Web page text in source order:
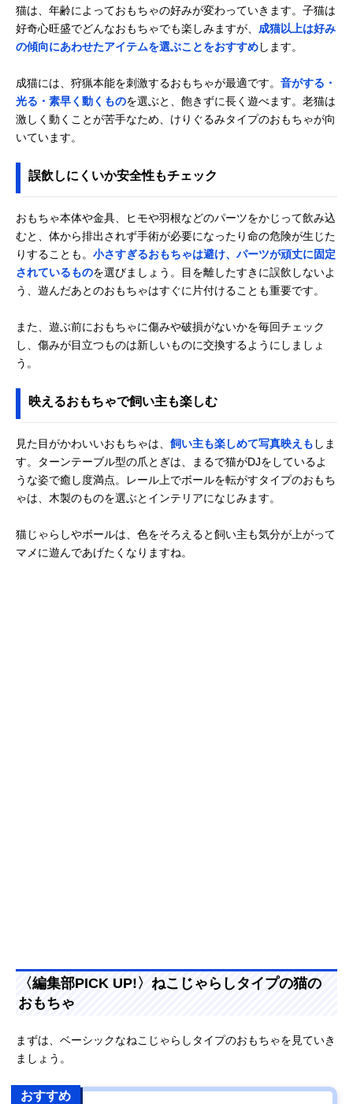
猫は、年齢によっておもちゃの好みが変わっていきます。子猫は
好奇心旺盛でどんなおもちゃでも楽しみますが、 成猫以上は好み
の傾向にあわせたアイテムを選ぶことをおすすめします。
成猫には、狩猟本能を刺激するおもちゃが最適です。 音がする・
光る・素早く動くものを選ぶと、飽きずに長く遊べます。老猫は
激しく動くことが苦手なため、けりぐるみタイプのおもちゃが向
いています。
誤飲しにくいか安全性もチェック
おもちゃ本体や金具、ヒモや羽根などのパーツをかじって飲み込
むと、体から排出されず手術が必要になったり命の危険が生じた
りすることも。 小さすぎるおもちゃは避け、パーツが頑丈に固定
されているものを選びましょう。目を離したすきに誤飲しないよ
う、遊んだあとのおもちゃはすぐに片付けることも重要です。
また、遊ぶ前におもちゃに傷みや破損がないかを毎回チェック
し、傷みが目立つものは新しいものに交換するようにしましょ
う。
映えるおもちゃで飼い主も楽しむ
見た目がかわいいおもちゃは、 飼い主も楽しめて写真映えも しま
す。ターンテーブル型の爪とぎは、まるで猫がDJをしているよ
うな姿で癒し度満点。レール上でボールを転がすタイプのおもち
ゃは、木製のものを選ぶとインテリアになじみます。
猫じゃらしやボールは、色をそろえると飼い主も気分が上がって
マメに遊んであげたくなりますね。
〈編集部PICK UP!〉ねこじゃらしタイプの猫の
おもちゃ
まずは、ベーシックなねこじゃらしタイプのおもちゃを見ていき
ましょう。
おすすめ